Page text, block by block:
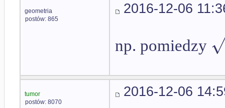
geometria
postów: 865
2016-12-06
np. pomiedzy √
tumor
postów: 8070
2016-12-06